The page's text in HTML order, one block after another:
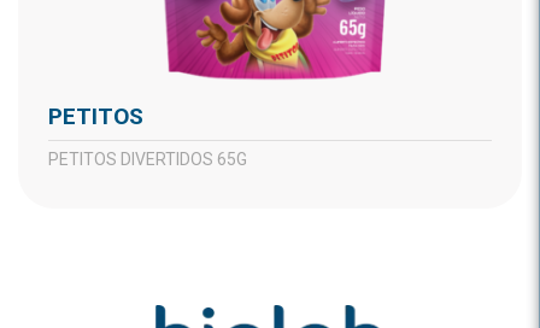
PETITOS
PETITOS DIVERTIDOS 65G